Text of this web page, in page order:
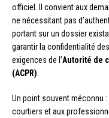
officiel. Il convient aux
ne nécessitant pas
portant sur un dossier
garantir la confidentialité
exigences de l’Autorité de
(ACPR).
Un point souvent méconnu :
courtiers et aux